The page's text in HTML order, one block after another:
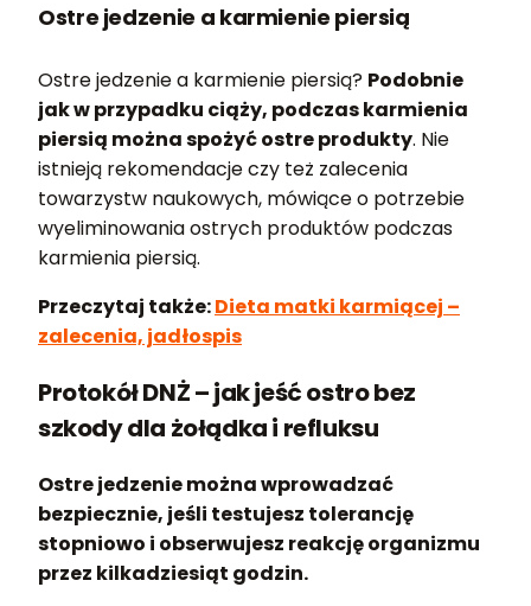
Ostre jedzenie a karmienie piersią
Ostre jedzenie a karmienie piersią? Podobnie
jak w przypadku ciąży, podczas karmienia
piersią można spożyć ostre produkty. Nie
istnieją rekomendacje czy też zalecenia
towarzystw naukowych, mówiące o potrzebie
wyeliminowania ostrych produktów podczas
karmienia piersią.
Przeczytaj także:Dieta matki karmiącej –
zalecenia, jadłospis
Protokół DNŻ – jak jeść ostro bez
szkody dla żołądka i refluksu
Ostre jedzenie można wprowadzać
bezpiecznie, jeśli testujesz tolerancję
stopniowo i obserwujesz reakcję organizmu
przez kilkadziesiąt godzin.